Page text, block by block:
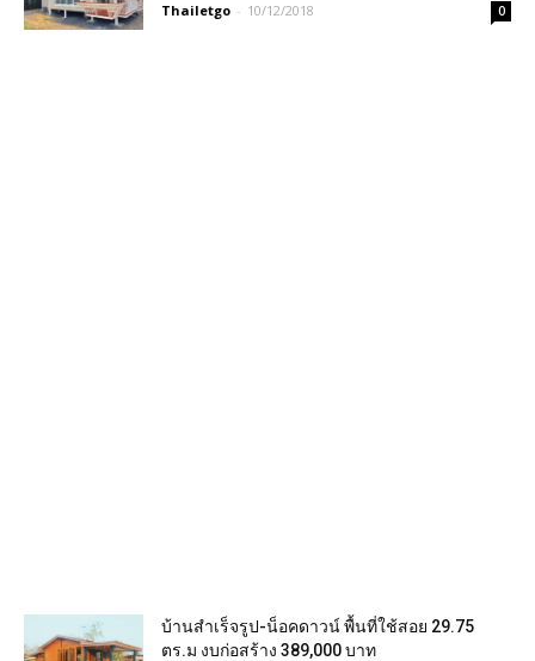
Thailetgo - 10/12/2018 0
บ้านสำเร็จรูป-น็อคดาวน์ พื้นที่ใช้สอย 29.75
ตร.ม งบก่อสร้าง 389,000 บาท